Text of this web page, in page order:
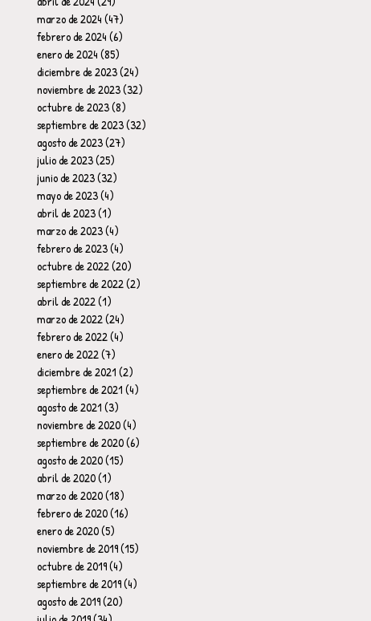
marzo de 2024(47)
febrero de 2024(6)
enero de 2024(85)
diciembre de 2023(24)
noviembre de 2023(32)
octubre de 2023(8)
septiembre de 2023(32)
agosto de 2023(27)
julio de 2023(25)
junio de 2023(32)
mayo de 2023(4)
abril de 2023(1)
marzo de 2023(4)
febrero de 2023(4)
octubre de 2022(20)
septiembre de 2022(2)
abril de 2022(1)
marzo de 2022(24)
febrero de 2022(4)
enero de 2022(7)
diciembre de 2021(2)
septiembre de 2021(4)
agosto de 2021(3)
noviembre de 2020(4)
septiembre de 2020(6)
agosto de 2020(15)
abril de 2020(1)
marzo de 2020(18)
febrero de 2020(16)
enero de 2020(5)
noviembre de 2019(15)
octubre de 2019(4)
septiembre de 2019(4)
agosto de 2019(20)